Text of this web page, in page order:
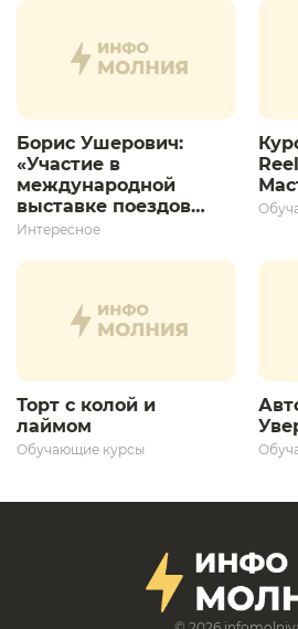
Борис Ушерович:
«Участие в
международной
выставке поездов
дает толчок для
развития»
Интересное
Торт с колой и
лаймом
Обучающие курсы